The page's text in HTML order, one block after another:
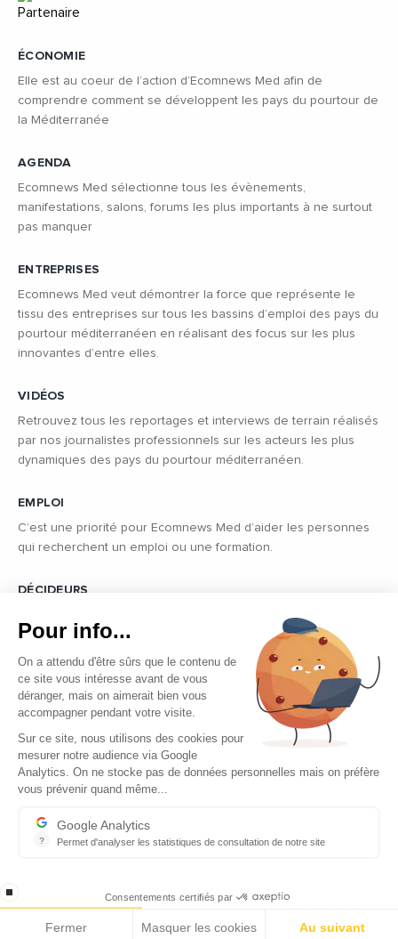
ÉCONOMIE
Elle est au coeur de l’action d’Ecomnews Med afin de
comprendre comment se développent les pays du pourtour de
la Méditerranée
AGENDA
Ecomnews Med sélectionne tous les évènements,
manifestations, salons, forums les plus importants à ne surtout
pas manquer
ENTREPRISES
Ecomnews Med veut démontrer la force que représente le
tissu des entreprises sur tous les bassins d’emploi des pays du
pourtour méditerranéen en réalisant des focus sur les plus
innovantes d’entre elles.
VIDÉOS
Retrouvez tous les reportages et interviews de terrain réalisés
par nos journalistes professionnels sur les acteurs les plus
dynamiques des pays du pourtour méditerranéen.
EMPLOI
C’est une priorité pour Ecomnews Med d’aider les personnes
qui recherchent un emploi ou une formation.
DÉCIDEURS
politique des pays du pourtour de la Méditerranée.
Copyright © 2026 - Tous droits réservés
Qui sommes-nous ?
Contact
Mentions légales
Pour info...
On a attendu d'être sûrs que le contenu de
ce site vous intéresse avant de vous
déranger, mais on aimerait bien vous
accompagner pendant votre visite.
Sur ce site, nous utilisons des cookies pour
mesurer notre audience via Google
Analytics. On ne stocke pas de données personnelles mais on préfère
vous prévenir quand même...
?
Google Analytics
Permet d'analyser les statistiques de consultation de notre site
stop loading Consentements certifiés par
Fermer Masquer les cookies Au suivant